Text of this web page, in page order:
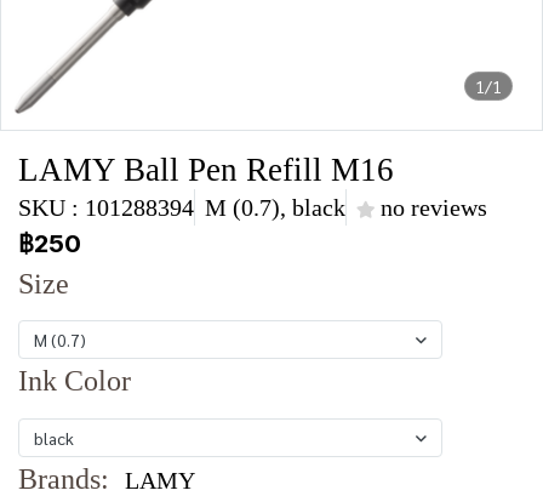
1/1
LAMY Ball Pen Refill M16
SKU : 101288394 M (0.7), black no reviews
฿250
Size
M (0.7)
Ink Color
black
Brands: LAMY